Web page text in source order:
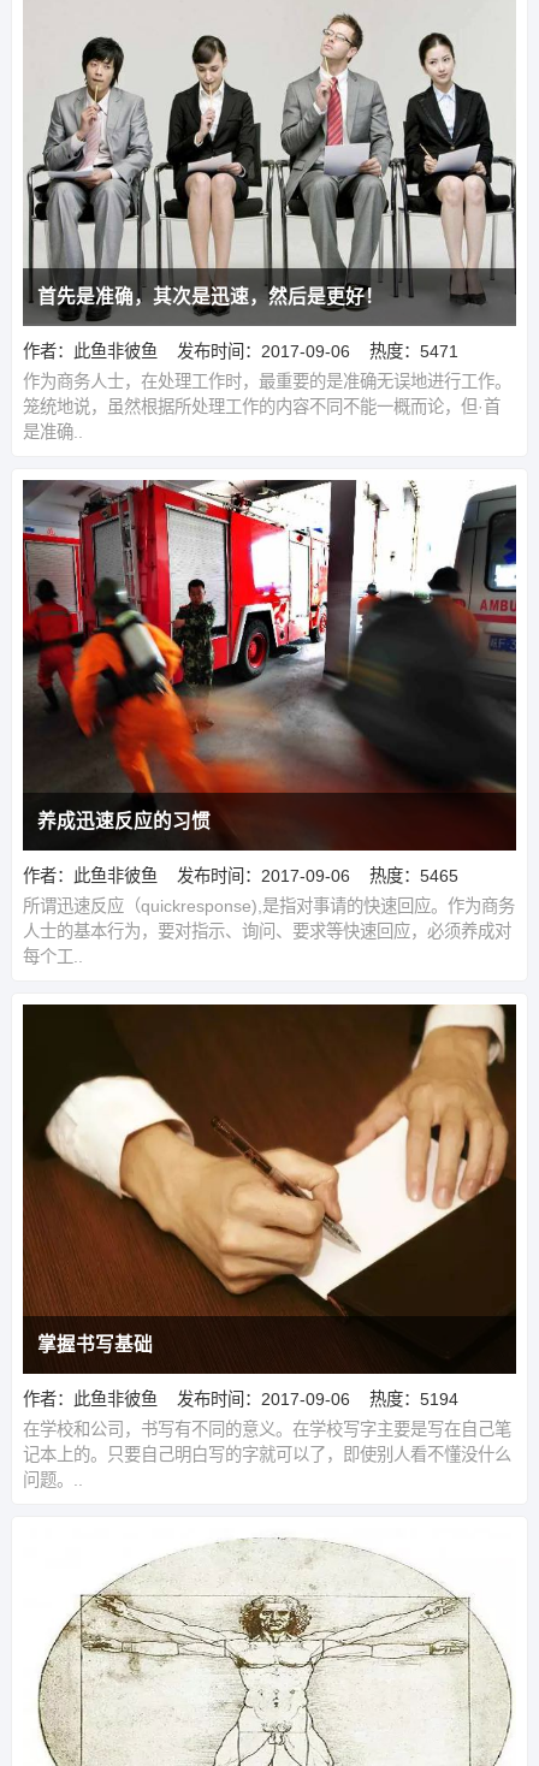
首先是准确，其次是迅速，然后是更好！
作者：此鱼非彼鱼 发布时间：2017-09-06
热度：5471
作为商务人士，在处理工作时，最重要的是准确无误地进行工作。
笼统地说，虽然根据所处理工作的内容不同不能一概而论，但·首
是准确..
养成迅速反应的习惯
作者：此鱼非彼鱼 发布时间：2017-09-06
热度：5465
所谓迅速反应（quickresponse),是指对事请的快速回应。作为商务
人士的基本行为，要对指示、询问、要求等快速回应，必须养成对
每个工..
掌握书写基础
作者：此鱼非彼鱼 发布时间：2017-09-06
热度：5194
在学校和公司，书写有不同的意义。在学校写字主要是写在自己笔
记本上的。只要自己明白写的字就可以了，即使别人看不懂没什么
问题。..